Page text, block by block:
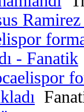
- Fanatik